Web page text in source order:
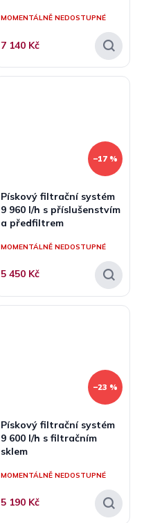
ůMOMENTÁLNĚ NEDOSTUPNÉ
7 140 Kč
–17 %
Pískový filtrační systém
9 960 l/h s příslušenstvím
a předfiltrem
MOMENTÁLNĚ NEDOSTUPNÉ
5 450 Kč
–23 %
Pískový filtrační systém
9 600 l/h s filtračním
sklem
MOMENTÁLNĚ NEDOSTUPNÉ
5 190 Kč